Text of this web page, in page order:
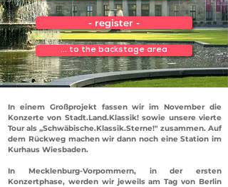
- register -
... to the backstage area
In einem Großprojekt fassen wir im November die
Konzerte von Stadt.Land.Klassik! sowie unsere vierte
Tour als „Schwäbische.Klassik.Sterne!" zusammen. Auf
dem Rückweg machen wir dann noch eine Station im
Kurhaus Wiesbaden.
In Mecklenburg-Vorpommern, in der ersten
Konzertphase, werden wir jeweils am Tag von Berlin